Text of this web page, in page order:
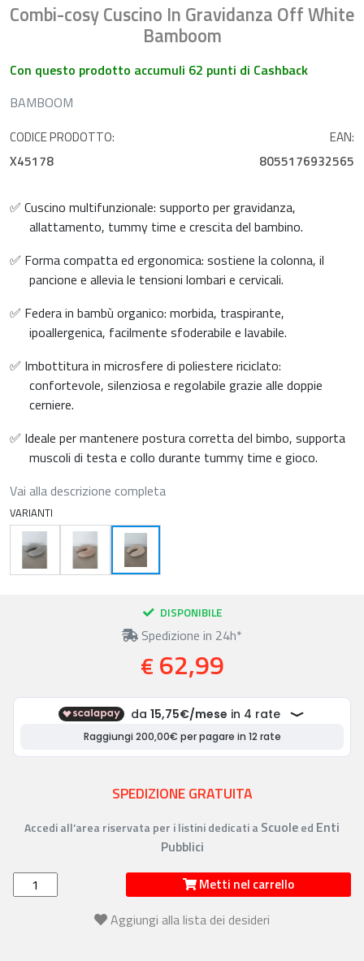
Combi-cosy Cuscino In Gravidanza Off White
Bamboom
Con questo prodotto accumuli 62 punti di Cashback
BAMBOOM
CODICE PRODOTTO:
X45178
EAN:
8055176932565
✅ Cuscino multifunzionale: supporto per gravidanza,
allattamento, tummy time e crescita del bambino.
✅ Forma compatta ed ergonomica: sostiene la colonna, il
pancione e allevia le tensioni lombari e cervicali.
✅ Federa in bambù organico: morbida, traspirante,
ipoallergenica, facilmente sfoderabile e lavabile.
✅ Imbottitura in microsfere di poliestere riciclato:
confortevole, silenziosa e regolabile grazie alle doppie
cerniere.
✅ Ideale per mantenere postura corretta del bimbo, supporta
muscoli di testa e collo durante tummy time e gioco.
Vai alla descrizione completa
VARIANTI
DISPONIBILE
Spedizione in 24h*
€ 62,99
SPEDIZIONE GRATUITA
Accedi all’area riservata per i listini dedicati a Scuoleed Enti
Pubblici
Metti nel carrello
Aggiungi alla lista dei desideri